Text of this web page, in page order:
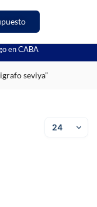
en CABA
seviya”